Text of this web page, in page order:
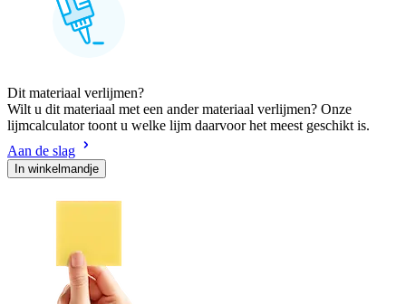
Dit materiaal verlijmen?
Wilt u dit materiaal met een ander materiaal verlijmen? Onze
lijmcalculator toont u welke lijm daarvoor het meest geschikt is.
Aan de slag
In winkelmandje